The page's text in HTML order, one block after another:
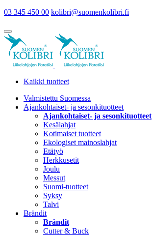
03 345 450 00 kolibri@suomenkolibri.fi
Kaikki tuotteet
Valmistettu Suomessa
Ajankohtaiset- ja sesonkituotteet
Ajankohtaiset- ja sesonkituotteet
Kesälahjat
Kotimaiset tuotteet
Ekologiset mainoslahjat
Etätyö
Herkkusetit
Joulu
Messut
Suomi-tuotteet
Syksy
Talvi
Brändit
Brändit
Cutter & Buck